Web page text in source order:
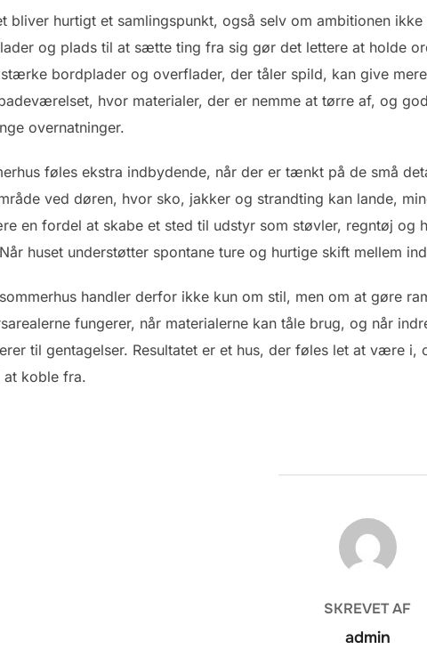
bliver hurtigt et samlingspunkt, også selv om ambitionen
og plads til at sætte ting fra sig gør det lettere at holde
bordplader og overflader, der tåler spild, kan give
hvor materialer, der er nemme at tørre af, og
overnatninger.
føles ekstra indbydende, når der er tænkt på de små
ved døren, hvor sko, jakker og strandting kan lande,
en fordel at skabe et sted til udstyr som støvler, regntøj og
huset understøtter spontane ture og hurtige skift mellem
handler derfor ikke kun om stil, men om at gøre
fungerer, når materialerne kan tåle brug, og når
til gentagelser. Resultatet er et hus, der føles let at være
koble fra.
FORFATTER
SKREVET AF
admin